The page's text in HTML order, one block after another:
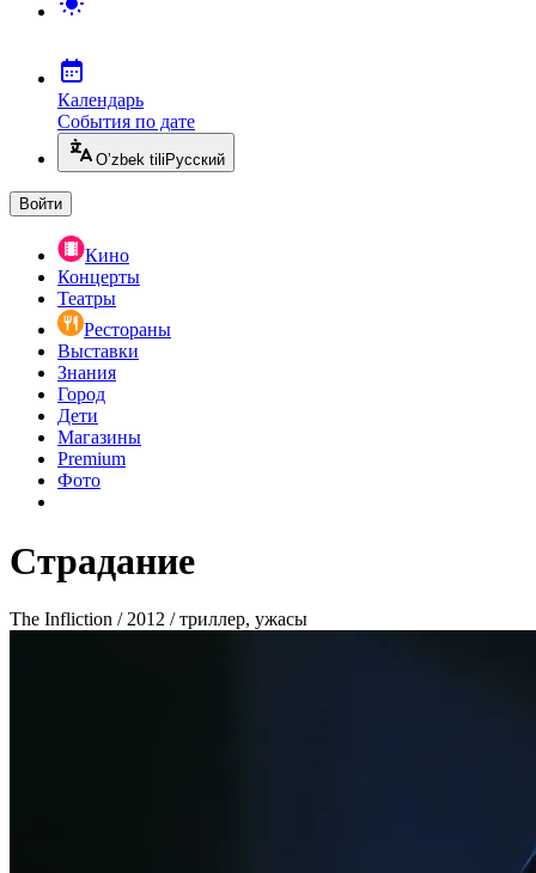
Календарь
События по дате
O’zbek tili Русский
Войти
Кино
Концерты
Театры
Рестораны
Выставки
Знания
Город
Дети
Магазины
Premium
Фото
Страдание
The Infliction / 2012 / триллер, ужасы